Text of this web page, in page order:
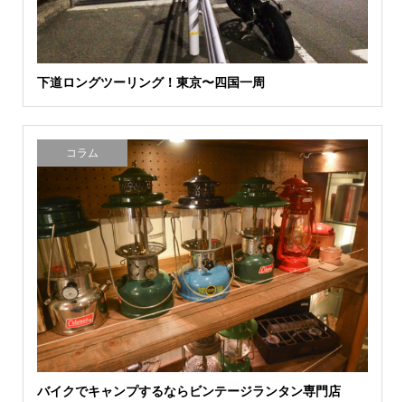
下道ロングツーリング！東京〜四国一周
コラム
バイクでキャンプするならビンテージランタン専門店